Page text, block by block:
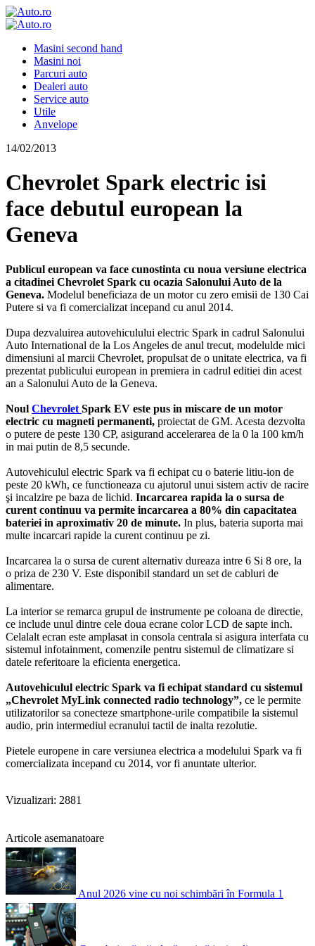
Masini second hand
Masini noi
Parcuri auto
Dealeri auto
Service auto
Utile
Anvelope
14/02/2013
Chevrolet Spark electric isi
face debutul european la
Geneva
Publicul european va face cunostinta cu noua versiune electrica
a citadinei Chevrolet Spark cu ocazia Salonului Auto de la
Geneva. Modelul beneficiaza de un motor cu zero emisii de 130 Cai
Putere si va fi comercializat incepand cu anul 2014.
Dupa dezvaluirea autovehiculului electric Spark in cadrul Salonului
Auto International de la Los Angeles de anul trecut, modelulde mici
dimensiuni al marcii Chevrolet, propulsat de o unitate electrica, va fi
prezentat publicului european in premiera in cadrul editiei din acest
an a Salonului Auto de la Geneva.
Noul Chevrolet Spark EV este pus in miscare de un motor
electric cu magneti permanenti, proiectat de GM. Acesta dezvolta
o putere de peste 130 CP, asigurand accelerarea de la 0 la 100 km/h
in mai putin de 8,5 secunde.
Autovehiculul electric Spark va fi echipat cu o baterie litiu-ion de
peste 20 kWh, ce functioneaza cu ajutorul unui sistem activ de racire
şi incalzire pe baza de lichid. Incarcarea rapida la o sursa de
curent continuu va permite incarcarea a 80% din capacitatea
bateriei in aproximativ 20 de minute. In plus, bateria suporta mai
multe incarcari rapide la curent continuu pe zi.
Incarcarea la o sursa de curent alternativ dureaza intre 6 Si 8 ore, la
o priza de 230 V. Este disponibil standard un set de cabluri de
alimentare.
La interior se remarca grupul de instrumente pe coloana de directie,
ce include unul dintre cele doua ecrane color LCD de sapte inch.
Celalalt ecran este amplasat in consola centrala si asigura interfata cu
sistemul infotainment, comenzile pentru sistemul de climatizare si
datele referitoare la eficienta energetica.
Autovehiculul electric Spark va fi echipat standard cu sistemul
„Chevrolet MyLink connected radio technology”, ce le permite
utilizatorilor sa conecteze smartphone-urile compatibile la sistemul
audio, prin intermediul ecranului tactil de inalta rezolutie.
Pietele europene in care versiunea electrica a modelului Spark va fi
comercializata incepand cu 2014, vor fi anuntate ulterior.
Vizualizari: 2881
Articole asemanatoare
Anul 2026 vine cu noi schimbări în Formula 1